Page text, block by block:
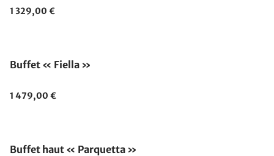
1 329,00 €
Buffet « Fiella »
1 479,00 €
Buffet haut « Parquetta »